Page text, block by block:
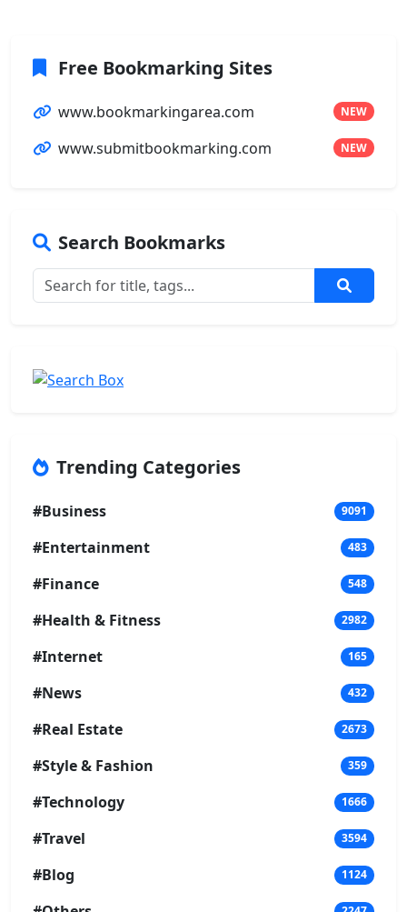
Free Bookmarking Sites
www.bookmarkingarea.com NEW
www.submitbookmarking.com NEW
Search Bookmarks
Trending Categories
#Business 9091
#Entertainment 483
#Finance 548
#Health & Fitness 2982
#Internet 165
#News 432
#Real Estate 2673
#Style & Fashion 359
#Technology 1666
#Travel 3594
#Blog 1124